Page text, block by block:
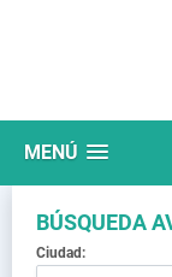
MENÚ
BÚSQUEDA
Ciudad: